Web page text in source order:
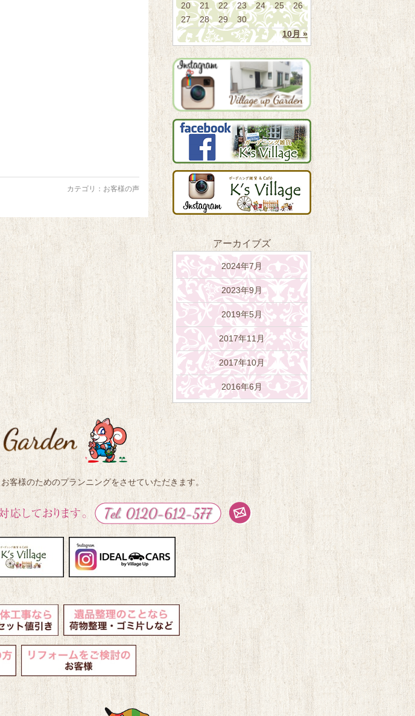
カテゴリ： お客様の声
10月 »
20
21 22 23 24 25
26
27
28 29 30
アーカイブズ
2024年7月
2023年9月
2019年5月
2017年11月
2017年10月
2016年6月
お客様のためのプランニングをさせていただきます。